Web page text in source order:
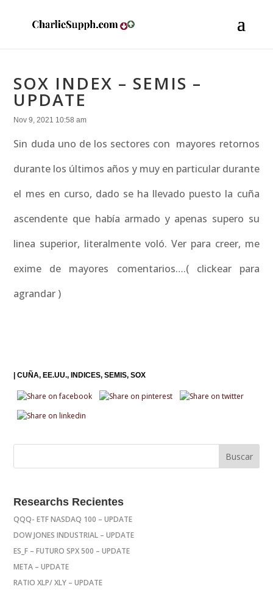
SOX INDEX – SEMIS –
UPDATE
Nov 9, 2021 10:58 am
Sin duda uno de los sectores con mayores retornos
durante los últimos años y muy en particular durante
el mes en curso, dado se ha llevado puesto la cuña
ascendente que había armado y apenas supero su
linea superior, literalmente voló. Ver para creer, me
exime de mayores comentarios….( clickear para
agrandar )
|CUÑA EE.UU. INDICES SEMIS SOX
Researchs Recientes
QQQ- ETF NASDAQ 100 – UPDATE
DOW JONES INDUSTRIAL – UPDATE
ES_F – FUTURO SPX 500 – UPDATE
META – UPDATE
RATIO XLP/ XLY – UPDATE